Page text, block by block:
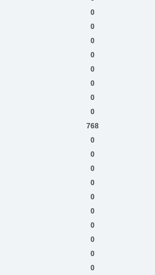
0
0
0
0
0
0
0
0
768
0
0
0
0
0
0
0
0
0
0